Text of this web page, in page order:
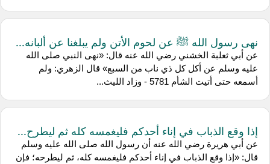
نهى رسول الله ﷺ عن لحوم الأتن ولم يبلغنا عن ألبانه...
عن ‌أبي ثعلبة الخشني رضي الله عنه قال: «نهى النبي صلى الله
عليه وسلم عن أكل كل ذي ناب من السبع» قال الزهري: ولم
أسمعه حتى أتيت الشأم 5781 - وزاد الليث...
إذا وقع الذباب في إناء أحدكم فليغمسه كله ثم ليطرح...
عن ‌أبي هريرة رضي الله عنه أن رسول الله صلى الله عليه وسلم
قال: «إذا وقع الذباب في إناء أحدكم فليغمسه كله، ثم ليطرحه؛ فإن